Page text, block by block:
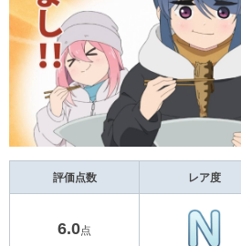
評価点数 レア度
6.0点